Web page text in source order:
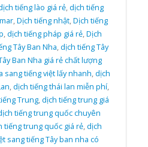
tiếng lào giá rẻ,dịch tiếng
,Dịch tiếng nhật,Dịch tiếng
,dịch tiếng pháp giá rẻ,Dịch
Tây Ban Nha,dịch tiếng Tây
Ban Nha giá rẻ chất lượng
sang tiếng việt lấy nhanh,dịch
,dịch tiếng thái lan miễn phí,
Trung,dịch tiếng trung giá
tiếng trung quốc chuyên
tiếng trung quốc giá rẻ,dịch
sang tiếng Tây ban nha có